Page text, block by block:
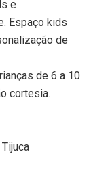
e
Espaço kids
de
de 6 a 10
cortesia.